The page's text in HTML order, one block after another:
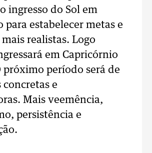
ingresso do Sol em
para estabelecer metas e
realistas. Logo
em Capricórnio
próximo período será de
concretas e
Mais veemência,
persistência e